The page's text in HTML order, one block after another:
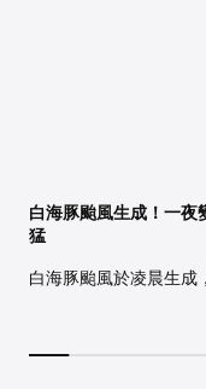
白海豚颱風生成！一夜
猛
白海豚颱風於凌晨生成